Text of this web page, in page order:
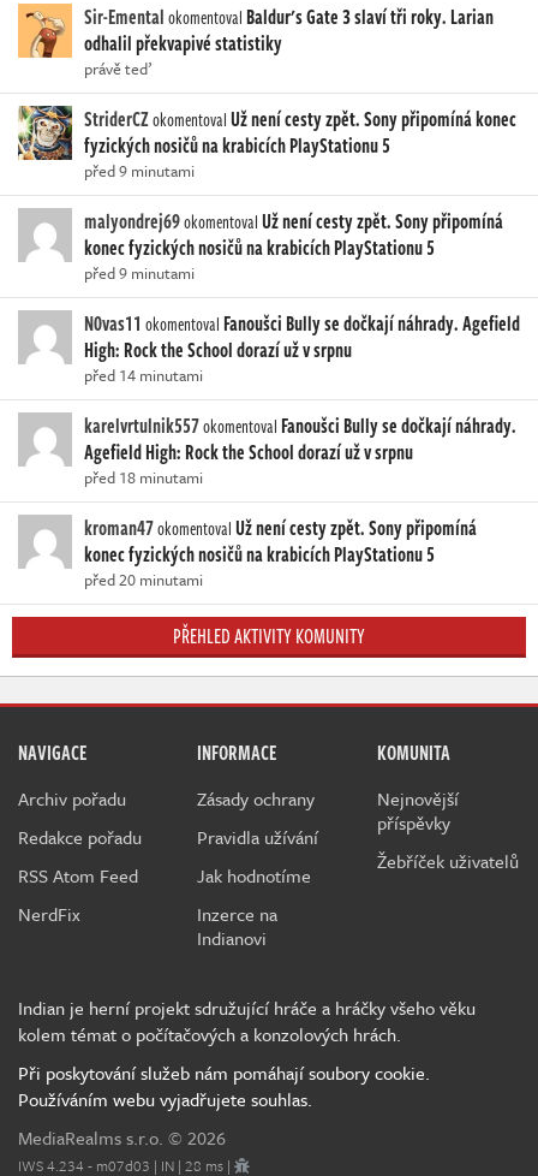
Sir-Ementalokomentoval Baldur's Gate 3 slaví tři roky. Larian
odhalil překvapivé statistiky
právě teď
StriderCZokomentovalUž není cesty zpět. Sony připomíná konec
fyzických nosičů na krabicích PlayStationu 5
před 9 minutami
malyondrej69okomentovalUž není cesty zpět. Sony připomíná
konec fyzických nosičů na krabicích PlayStationu 5
před 9 minutami
N0vas11 okomentoval Fanoušci Bully se dočkají náhrady. Agefield
High: Rock the School dorazí už v srpnu
před 14 minutami
karelvrtulnik557okomentoval Fanoušci Bully se dočkají náhrady.
Agefield High: Rock the School dorazí už v srpnu
před 18 minutami
kroman47okomentovalUž není cesty zpět. Sony připomíná
konec fyzických nosičů na krabicích PlayStationu 5
před 20 minutami
PŘEHLED AKTIVITY KOMUNITY
NAVIGACE
Archiv pořadu
Redakce pořadu
RSS Atom Feed
NerdFix
INFORMACE
Zásady ochrany
Pravidla užívání
Jak hodnotíme
Inzerce na
Indianovi
KOMUNITA
Nejnovější
příspěvky
Žebříček uživatelů
Indian je herní projekt sdružující hráče a hráčky všeho věku
kolem témat o počítačových a konzolových hrách.
Při poskytování služeb nám pomáhají soubory cookie.
Používáním webu vyjadřujete souhlas.
MediaRealms s.r.o. © 2026
IWS 4.234 - m07d03 | IN | 28 ms |